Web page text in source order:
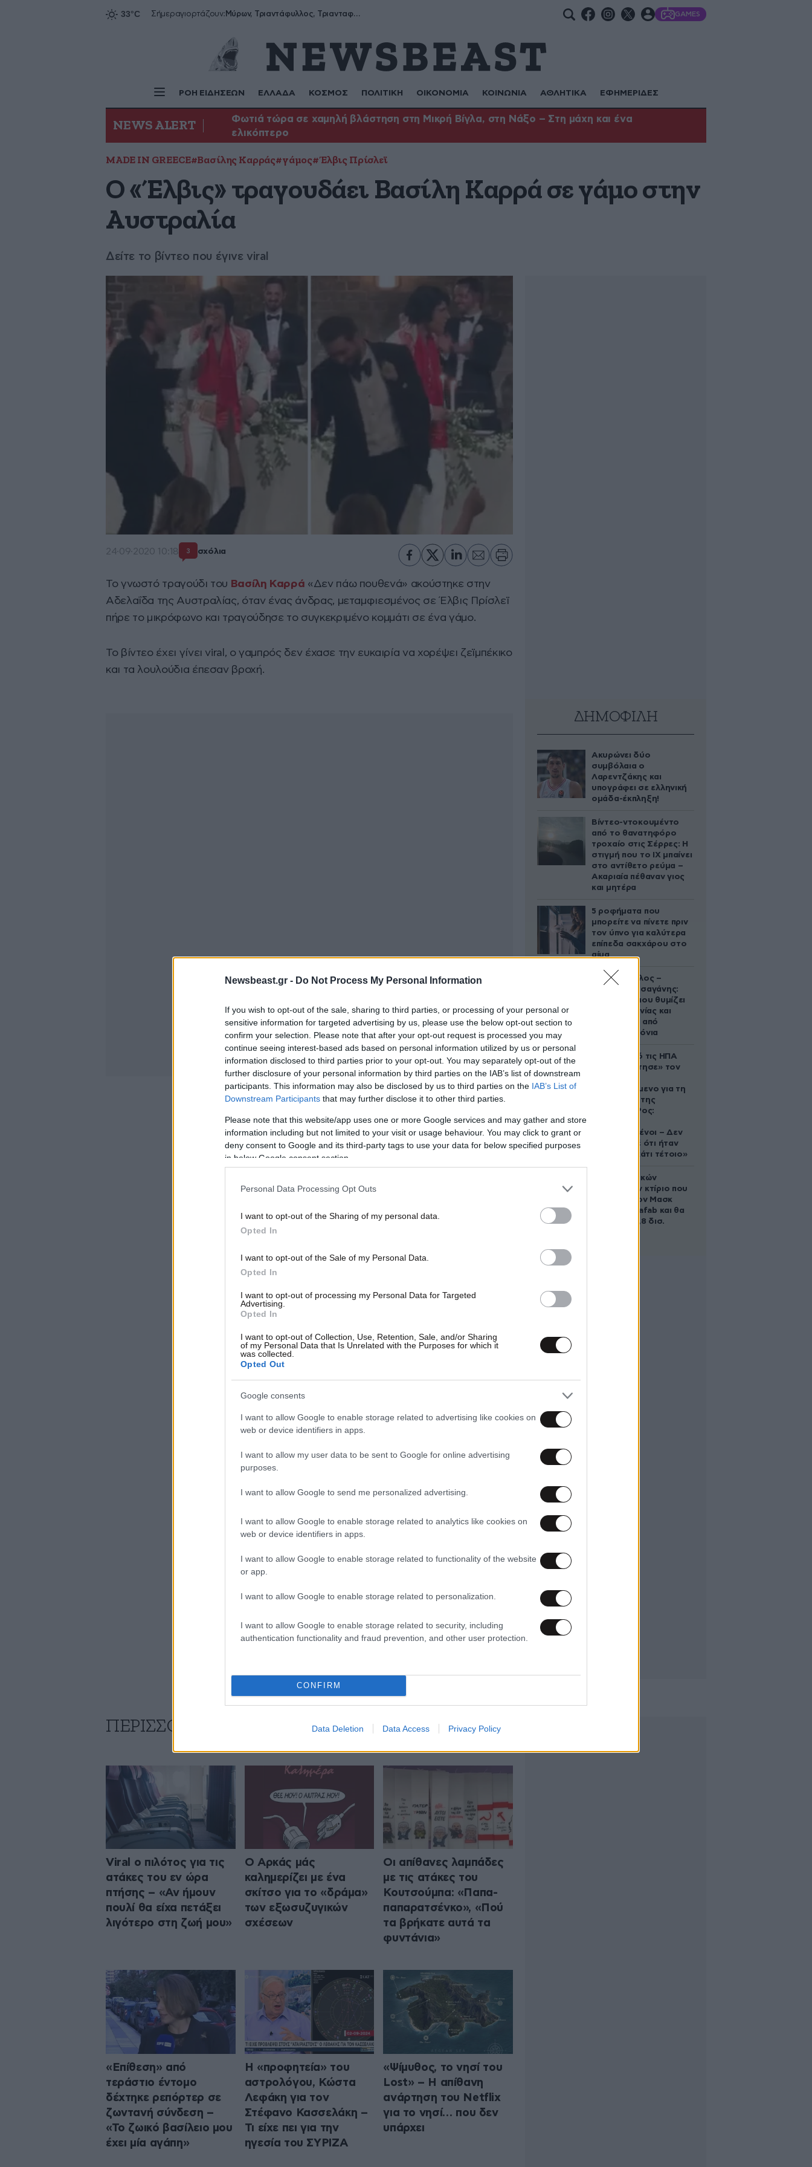
Newsbeast.gr - Do Not Process My Personal Information
If you wish to opt-out of the sale, sharing to third parties, or processing of your personal or
sensitive information for targeted advertising by us, please use the below opt-out section to
confirm your selection. Please note that after your opt-out request is processed you may
continue seeing interest-based ads based on personal information utilized by us or personal
information disclosed to third parties prior to your opt-out. You may separately opt-out of the
further disclosure of your personal information by third parties on the IAB’s list of downstream
participants. This information may also be disclosed by us to third parties on the IAB’s List of
Downstream Participants that may further disclose it to other third parties.
Please note that this website/app uses one or more Google services and may gather and store
information including but not limited to your visit or usage behaviour. You may click to grant or
deny consent to Google and its third-party tags to use your data for below specified purposes
in below Google consent section.
Personal Data Processing Opt Outs
I want to opt-out of the Sharing of my personal data.
Opted In
I want to opt-out of the Sale of my Personal Data.
Opted In
I want to opt-out of processing my Personal Data for Targeted
Advertising.
Opted In
I want to opt-out of Collection, Use, Retention, Sale, and/or Sharing
of my Personal Data that Is Unrelated with the Purposes for which it
was collected.
Opted Out
Google consents
I want to allow Google to enable storage related to advertising like cookies on
web or device identifiers in apps.
I want to allow my user data to be sent to Google for online advertising
purposes.
I want to allow Google to send me personalized advertising.
I want to allow Google to enable storage related to analytics like cookies on
web or device identifiers in apps.
I want to allow Google to enable storage related to functionality of the website
or app.
I want to allow Google to enable storage related to personalization.
I want to allow Google to enable storage related to security, including
authentication functionality and fraud prevention, and other user protection.
CONFIRM
Data Deletion Data Access Privacy Policy
Σήμεραγιορτάζουν: Μύρων, Τριαντάφυλλος, Τριανταφυλλιά, Φυλλιώ, Ρόζα GAMES
ΡΟΗ ΕΙΔΗΣΕΩΝ ΕΛΛΑΔΑ ΚΟΣΜΟΣ ΠΟΛΙΤΙΚΗ ΟΙΚΟΝΟΜΙΑ ΚΟΙΝΩΝΙΑ ΑΘΛΗΤΙΚΑ ΕΦΗΜΕΡΙΔΕΣ
NEWS ALERT
Φωτιά τώρα σε χαμηλή βλάστηση στη Μικρή Βίγλα, στη Νάξο – Στη μάχη και ένα
ελικόπτερο
MADE IN GREECE#Βασίλης Καρράς#γάμος#Έλβις Πρίσλεϊ
Ο «Έλβις» τραγουδάει Βασίλη Καρρά σε γάμο στην
Αυστραλία
Δείτε το βίντεο που έγινε viral
24·09·2020 10:18 3 σχόλια
Το γνωστό τραγούδι του Βασίλη Καρρά «Δεν πάω πουθενά» ακούστηκε στην
Αδελαΐδα της Αυστραλίας, όταν ένας άνδρας, μεταμφιεσμένος σε Έλβις Πρίσλεϊ
πήρε το μικρόφωνο και τραγούδησε το συγκεκριμένο κομμάτι σε ένα γάμο.
Το βίντεο έχει γίνει viral, ο γαμπρός δεν έχασε την ευκαιρία να χορέψει ζεϊμπέκικο
και τα λουλούδια έπεσαν βροχή.
ΔΗΜΟΦΙΛΗ
Ακυρώνει δύο
συμβόλαια ο
Λαρεντζάκης και
υπογράφει σε ελληνική
ομάδα-έκπληξη!
Βίντεο-ντοκουμέντο
από το θανατηφόρο
τροχαίο στις Σέρρες: Η
στιγμή που το ΙΧ μπαίνει
στο αντίθετο ρεύμα –
Ακαριαία πέθαναν γιος
και μητέρα
5 ροφήματα που
μπορείτε να πίνετε πριν
τον ύπνο για καλύτερα
επίπεδα σακχάρου στο
αίμα
Νία Βαρντάλος –
Σπύρος Κατσαγάνης:
Μια σχέση που θυμίζει
σενάριο ταινίας και
μετρά πάνω από
τέσσερα χρόνια
Ζευγάρι από τις ΗΠΑ
που «υιοθέτησε» τον
κατηγορούμενο για τη
δολοφονία της
Ελίζαμπεθ Ρος:
συντετριμμένοι – Δεν
έδειξε ποτέ ότι ήταν
ικανός για κάτι τέτοιο»
Το φαραωνικών
διαστάσεων κτίριο που
χτίζει ο Έλον Μασκ
λέγεται Terafab και θα
κοστίσει 16,8 δισ.
ΠΕΡΙΣΣΟΤΕΡΑ ΟΛΑ ΤΑ ΑΡΘΡΑ
Viral ο πιλότος για τις
ατάκες του εν ώρα
πτήσης – «Αν ήμουν
πουλί θα είχα πετάξει
λιγότερο στη ζωή μου»
Ο Αρκάς μάς
καλημερίζει με ένα
σκίτσο για το «δράμα»
των εξωσυζυγικών
σχέσεων
Οι απίθανες λαμπάδες
με τις ατάκες του
Κουτσούμπα: «Παπα-
παπαρατσένκο», «Πού
τα βρήκατε αυτά τα
φυντάνια»
«Επίθεση» από
τεράστιο έντομο
δέχτηκε ρεπόρτερ σε
ζωντανή σύνδεση –
«Το ζωικό βασίλειο μου
έχει μία αγάπη»
Η «προφητεία» του
αστρολόγου, Κώστα
Λεφάκη για τον
Στέφανο Κασσελάκη –
Τι είχε πει για την
ηγεσία του ΣΥΡΙΖΑ
«Ψίμυθος, το νησί του
Lost» – Η απίθανη
ανάρτηση του Netflix
για το νησί… που δεν
υπάρχει